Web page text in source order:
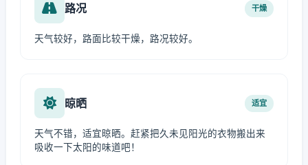
路况 干燥
天气较好，路面比较干燥，路况较好。
晾晒 适宜
天气不错，适宜晾晒。赶紧把久未见阳光的衣物搬出来
吸收一下太阳的味道吧！